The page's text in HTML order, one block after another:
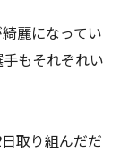
麗になってい
もそれぞれい
取り組んだだ